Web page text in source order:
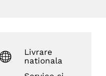
Livrare
nationala